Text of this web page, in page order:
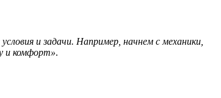
и задачи. Например, начнем с механики,
и комфорт».